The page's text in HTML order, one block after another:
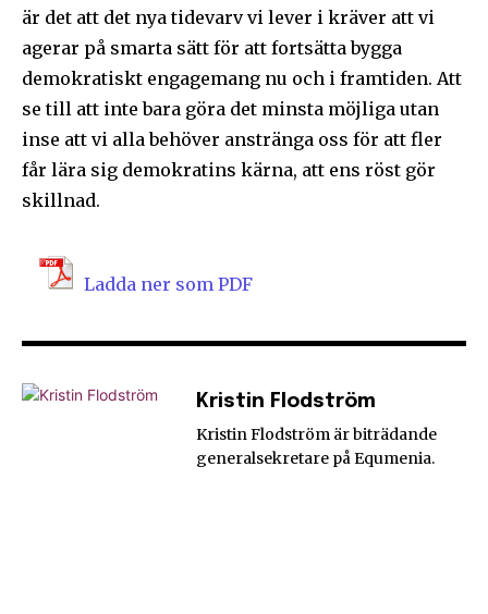
är det att det nya tidevarv vi lever i kräver att vi
agerar på smarta sätt för att fortsätta bygga
demokratiskt engagemang nu och i framtiden. Att
se till att inte bara göra det minsta möjliga utan
inse att vi alla behöver anstränga oss för att fler
får lära sig demokratins kärna, att ens röst gör
skillnad.
Ladda ner som PDF
Kristin Flodström
Kristin Flodström är biträdande
generalsekretare på Equmenia.